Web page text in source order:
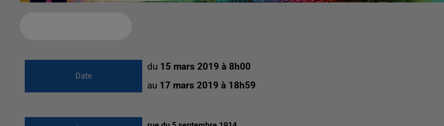
Date
du 15 mars 2019 à 8h00
au 17 mars 2019 à 18h59